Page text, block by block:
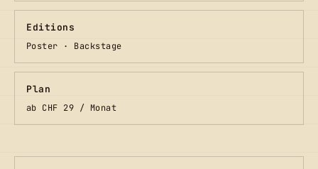
Editions
Poster · Backstage
Plan
ab CHF 29 / Monat